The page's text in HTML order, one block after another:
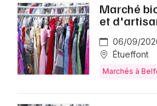
Artistes en tournée
Actus à Belfort
Marché
et
06/09/
Étueffont
Marchés à